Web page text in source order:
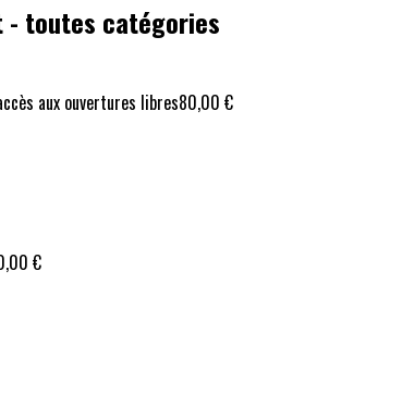
- toutes catégories
aux ouvertures libres80,00 €
€